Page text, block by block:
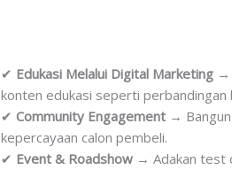
✔ Edukasi Melalui Digital Marketing →
konten edukasi seperti perbandingan
✔Community Engagement →
kepercayaan calon pembeli.
✔ Event & Roadshow → Adakan test